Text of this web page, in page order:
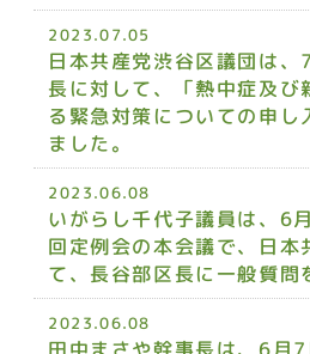
2023.07.05
日本共産党渋谷区議団は
長に対して、「熱中症及び
る緊急対策についての申し
ました。
2023.06.08
いがらし千代子議員は、6
回定例会の本会議で、日本
て、長谷部区長に一般質問
2023.06.08